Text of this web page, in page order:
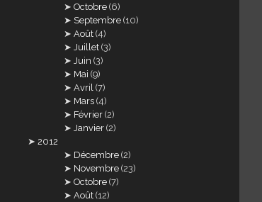
Octobre (6)
Septembre (10)
Août (4)
Juillet (3)
Juin (3)
Mai (9)
Avril (7)
Mars (4)
Février (2)
Janvier (2)
2012
Décembre (2)
Novembre (23)
Octobre (7)
Août (12)